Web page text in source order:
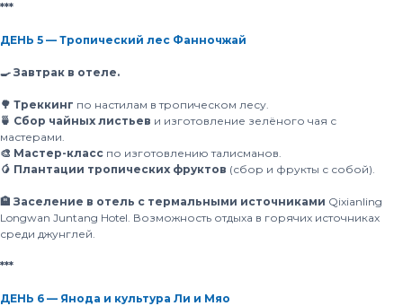
***
ДЕНЬ 5 — Тропический лес Фанночжай
🍳 Завтрак в отеле.
🌳 Треккинг по настилам в тропическом лесу.
🍵 Сбор чайных листьев и изготовление зелёного чая с
мастерами.
🎨 Мастер-класс по изготовлению талисманов.
🥭 Плантации тропических фруктов (сбор и фрукты с собой).
🏨 Заселение в отель с термальными источниками Qixianling
Longwan Juntang Hotel. Возможность отдыха в горячих источниках
среди джунглей.
***
ДЕНЬ 6 — Янода и культура Ли и Мяо